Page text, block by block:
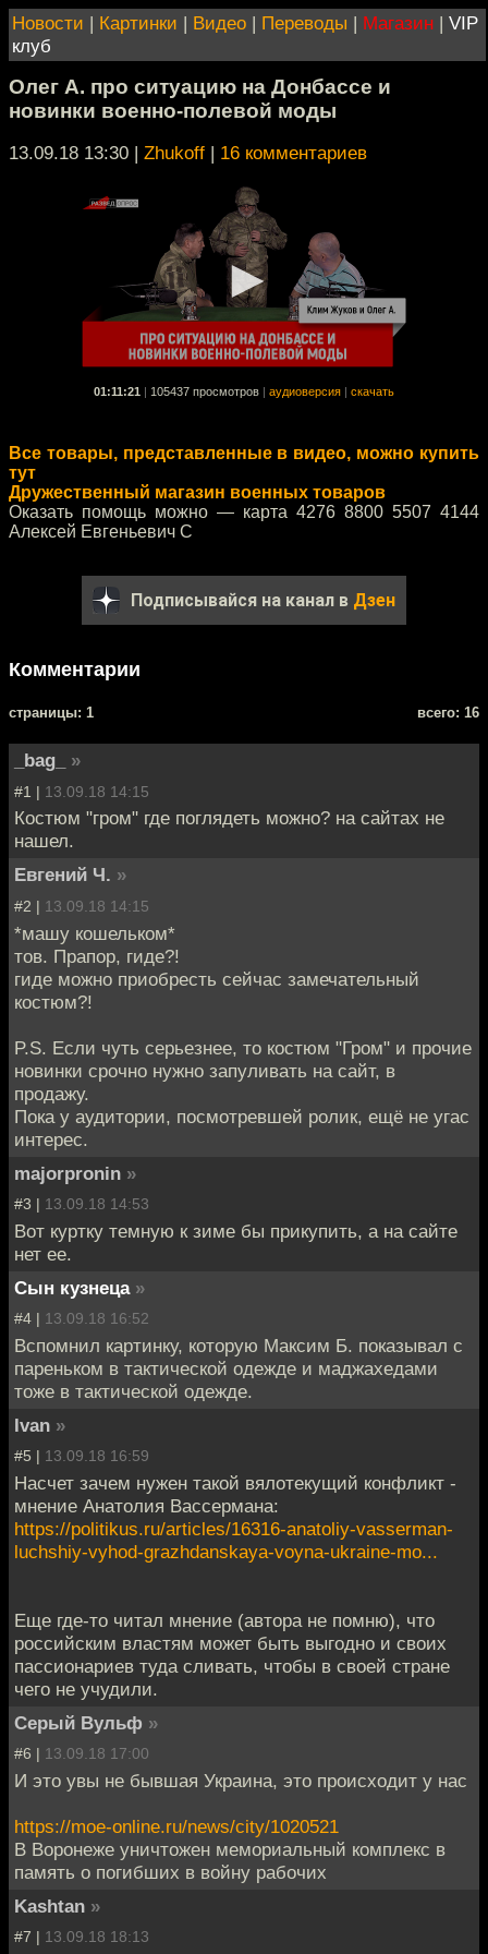
Новости | Картинки | Видео | Переводы | Магазин | VIP
клуб
Олег А. про ситуацию на Донбассе и
новинки военно-полевой моды
13.09.18 13:30 | Zhukoff | 16 комментариев
01:11:21 105437 просмотров аудиоверсия скачать
Все товары, представленные в видео, можно купить
тут
Дружественный магазин военных товаров
Оказать помощь можно — карта 4276 8800 5507 4144
Алексей Евгеньевич С
Подписывайся на канал в Дзен
Комментарии
cтраницы: 1 всего: 16
_bag_ »
#1 | 13.09.18 14:15
Костюм "гром" где поглядеть можно? на сайтах не
нашел.
Евгений Ч. »
#2 | 13.09.18 14:15
*машу кошельком*
тов. Прапор, гиде?!
гиде можно приобресть сейчас замечательный
костюм?!
P.S. Если чуть серьезнее, то костюм "Гром" и прочие
новинки срочно нужно запуливать на сайт, в
продажу.
Пока у аудитории, посмотревшей ролик, ещё не угас
интерес.
majorpronin »
#3 | 13.09.18 14:53
Вот куртку темную к зиме бы прикупить, а на сайте
нет ее.
Сын кузнеца »
#4 | 13.09.18 16:52
Вспомнил картинку, которую Максим Б. показывал с
пареньком в тактической одежде и маджахедами
тоже в тактической одежде.
Ivan »
#5 | 13.09.18 16:59
Насчет зачем нужен такой вялотекущий конфликт -
мнение Анатолия Вассермана:
https://politikus.ru/articles/16316-anatoliy-vasserman-
luchshiy-vyhod-grazhdanskaya-voyna-ukraine-mo...
Еще где-то читал мнение (автора не помню), что
российским властям может быть выгодно и своих
пассионариев туда сливать, чтобы в своей стране
чего не учудили.
Серый Вульф »
#6 | 13.09.18 17:00
И это увы не бывшая Украина, это происходит у нас
https://moe-online.ru/news/city/1020521
В Воронеже уничтожен мемориальный комплекс в
память о погибших в войну рабочих
Kashtan »
#7 | 13.09.18 18:13